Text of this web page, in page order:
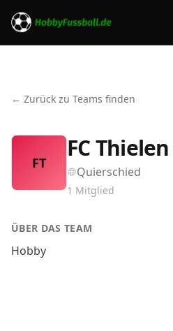
← Zurück zu Teams finden
FT
FC
Quierschied
1 Mitglied
ÜBER DAS TEAM
Hobby